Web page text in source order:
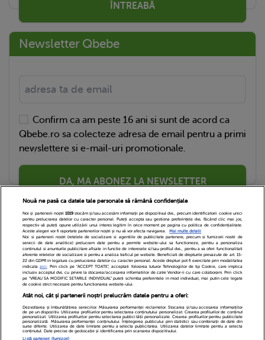
ÎNTREABĂ
Newsletter Qbebe
Confirm ca am peste 16 ani si sunt de acord ca
Qbebe.ro sa colecteze adresa de email pentru a primi
newslettere si e-mail-uri promotionale.
DA, MA ABONEZ LA NEWSLETTER
Echipa Editoriala Newsletter
Contact
Cariere
Cookies
Politica de confidentialitate
DivaHair Cosmetics
Despre noi
Termeni si conditii
Nouă ne pasă ca datele tale personale să rămână confidențiale
Noi și partenerii noștri 1019stocăm și/sau accesăm informații pe dispozitivul dvs., precum identificatorii cookie unici
pentru prelucrarea datelor cu caracter personal. Puteți accepta sau gestiona preferințele dvs. făcând clic mai jos,
respectiv vă puteți opune utilizării unui interes legitim în orice moment pe pagina cu politica de confidențialitate.
Aceste alegeri vor fi raportate partenerilor noștri și nu vă vor afecta navigarea.
Mai multe detalii
Noi si partenerii nostri (retelele de socializare si agentiile de publicitate partenere, precum si furnizorii nostri de
servicii de date analitice) prelucram date pentru a permite website-ului sa functioneze, pentru a personaliza
continutul si anunturile publicitare afisate in functie de interesele si/sau profilul dvs., pentru a va oferi functionalitati
aferente retelelor de socializare si pentru a analiza traficul pe website. Beneficiati de drepturile prevazute de art. 15-
22 din GDPR in legatura cu prelucrarea datelor cu caracter personal. Aceste drepturi pot fi exercitate prin modalitatea
indicataaici. Prin click pe “ACCEPT TOATE”, acceptati folosirea tuturor Tehnologiilor de tip Cookie, care implica
inclusiv acceptul dvs. cu privire la stocarea/accesarea informatiilor de catre Vendor-ii cu care colaboram. Prin click
pe “VREAU SA MODIFIC SETARILE INDIVIDUAL” puteti schimba preferintele in mod individual, mai putin cele legate
de cookie strict necesare pentru functionarea website-ului.
Atât noi, cât și partenerii noștri prelucrăm datele pentru a oferi:
Dezvoltarea și îmbunătățirea serviciilor. Măsurarea performanței reclamelor. Stocarea și/sau accesarea informațiilor
de pe un dispozitiv. Utilizarea profilurilor pentru selectarea conținutului personalizat. Crearea profilurilor de conținut
personalizat. Utilizarea profilurilor pentru selectarea publicității personalizate. Crearea profilurilor pentru publicitate
personalizată. Măsurarea performanței conținutului. Înțelegerea publicului prin statistici sau combinații de date din
surse diferite. Utilizarea de date limitate pentru a selecta publicitatea. Utilizarea datelor limitate pentru a selecta
conținutul. Date precise de geolocație și identificarea prin scanarea dispozitivului.
Listă parteneri (furnizori)